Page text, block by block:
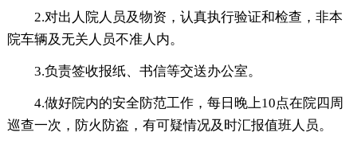
2.对出人院人员及物资，认真执行验证和检查，非本
院车辆及无关人员不准人内。
3.负责签收报纸、书信等交送办公室。
4.做好院内的安全防范工作，每日晚上10点在院四周
巡查一次，防火防盗，有可疑情况及时汇报值班人员。